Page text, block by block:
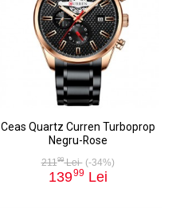
Ceas Quartz Curren Turboprop
Negru-Rose
21199Lei (-34%)
13999 Lei